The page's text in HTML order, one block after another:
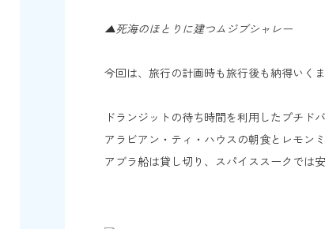
▲死海のほとりに建つムジブシャレー
今回は、旅行の計画時も旅行後も納得いく
ドランジットの待ち時間を利用したプチド
アラビアン・ティ・ハウスの朝食とレモン
アブラ船は貸し切り、スパイススークでは